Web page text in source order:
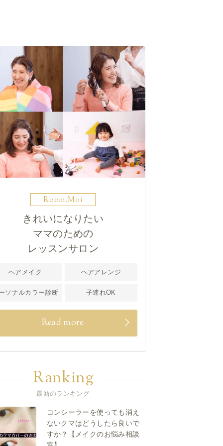
Room.Moi
きれいになりたい
ママのための
レッスンサロン
ヘアメイク ヘアアレンジ
ソナルカラー診断 子連れOK
Read more
Ranking
最新のランキング
コンシーラーを使っても消え
ないクマはどうしたら良いで
すか？【メイクのお悩み相談